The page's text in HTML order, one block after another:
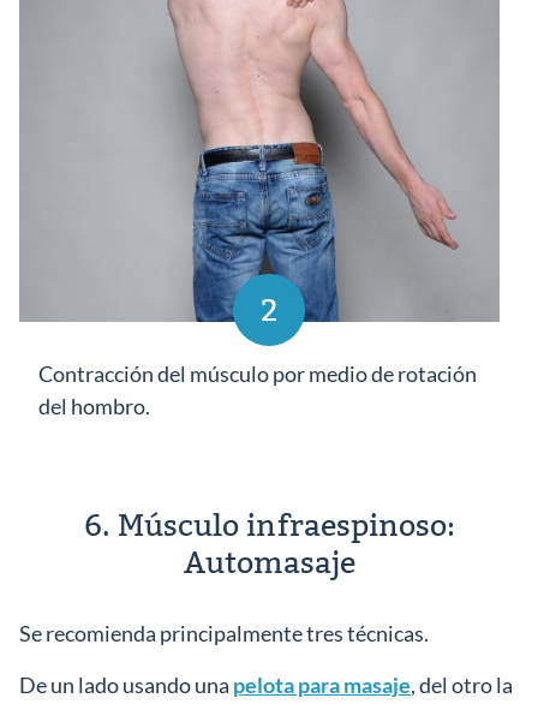
2
Contracción del músculo por medio de rotación
del hombro.
6. Músculo infraespinoso:
Automasaje
Se recomienda principalmente tres técnicas.
De un lado usando una pelota para masaje, del otro la